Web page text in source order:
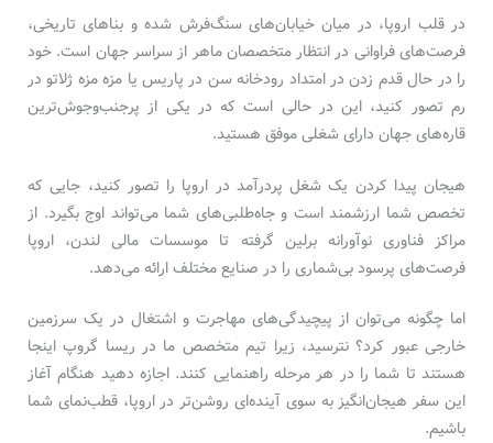
در قلب اروپا، در میان خیابان‌های سنگ‌فرش شده و بناهای تاریخی،
فرصت‌های فراوانی در انتظار متخصصان ماهر از سراسر جهان است. خود
را در حال قدم زدن در امتداد رودخانه سن در پاریس یا مزه مزه ژلاتو در
رم تصور کنید، این در حالی است که در یکی از پرجنب‌وجوش‌ترین
قاره‌های جهان دارای شغلی موفق هستید.
هیجان پیدا کردن یک شغل پردرآمد در اروپا را تصور کنید، جایی که
تخصص شما ارزشمند است و جاه‌طلبی‌های شما می‌تواند اوج بگیرد. از
مراکز فناوری نوآورانه برلین گرفته تا موسسات مالی لندن، اروپا
فرصت‌های پرسود بی‌شماری را در صنایع مختلف ارائه می‌دهد.
اما چگونه می‌توان از پیچیدگی‌های مهاجرت و اشتغال در یک سرزمین
خارجی عبور کرد؟ نترسید، زیرا تیم متخصص ما در ریسا گروپ اینجا
هستند تا شما را در هر مرحله راهنمایی کنند. اجازه دهید هنگام آغاز
این سفر هیجان‌انگیز به سوی آینده‌ای روشن‌تر در اروپا، قطب‌نمای شما
باشیم.